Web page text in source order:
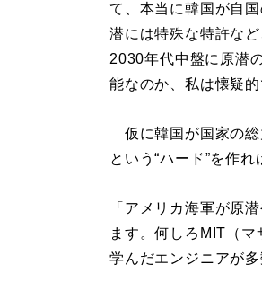
て、本当に韓国が自
潜には特殊な特許な
2030年代中盤に原潜
能なのか、私は懐疑
仮に韓国が国家の総
という“ハード”を作
「アメリカ海軍が原
ます。何しろMIT（
学んだエンジニアが